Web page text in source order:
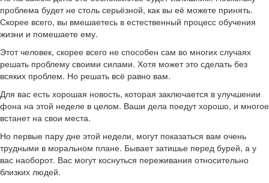
проблема будет не столь серьёзной, как вы её можете принять.
Скорее всего, вы вмешаетесь в естественный процесс обучения
жизни и помешаете ему.
Этот человек, скорее всего не способен сам во многих случаях
решать проблему своими силами. Хотя может это сделать без
всяких проблем. Но решать всё равно вам.
Для вас есть хорошая новость, которая заключается в улучшении
фона на этой неделе в целом. Ваши дела поедут хорошо, и многое
встанет на свои места.
Но первые пару дне этой недели, могут показаться вам очень
трудными в моральном плане. Бывает затишье перед бурей, а у
вас наоборот. Вас могут коснуться переживания относительно
близких людей.